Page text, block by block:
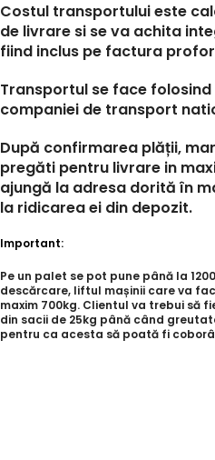
Costul transportului este
de livrare si se va achita
fiind inclus pe factura
Transportul se face
companiei de transport
După confirmarea plății,
pregăti pentru livrare in
ajungă la adresa dorită în
la ridicarea ei din depozit.
Important:
Pe un palet se pot pune până la
descărcare, liftul mașinii care va
maxim 700kg. Clientul va trebui să
din sacii de 25kg până când
pentru ca acesta să poată fi